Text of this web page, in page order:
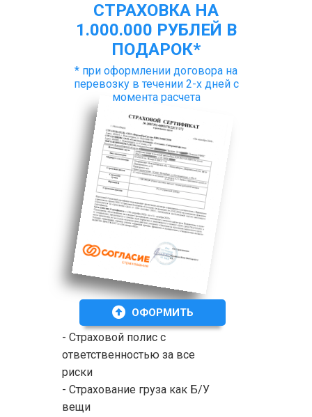
СТРАХОВКА НА
1.000.000 РУБЛЕЙ В
ПОДАРОК*
* при оформлении договора на
перевозку в течении 2-х дней с
момента расчета
- Страховой полис с
ответственностью за все
риски
- Страхование груза как Б/У
вещи
ОФОРМИТЬ